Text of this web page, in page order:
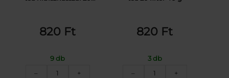
820 Ft
9 db
–
PICKWICK
+
820 Ft
3 db
–
PICKWICK
+